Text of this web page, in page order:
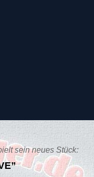
sein neues Stück: